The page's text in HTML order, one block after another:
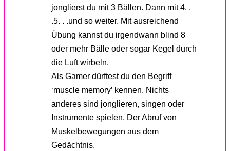
jonglierst du mit 3 Bällen. Dann mit 4. .
.5. . .und so weiter. Mit ausreichend
Übung kannst du irgendwann blind 8
oder mehr Bälle oder sogar Kegel durch
die Luft wirbeln.
Als Gamer dürftest du den Begriff
‘muscle memory’ kennen. Nichts
anderes sind jonglieren, singen oder
Instrumente spielen. Der Abruf von
Muskelbewegungen aus dem
Gedächtnis.